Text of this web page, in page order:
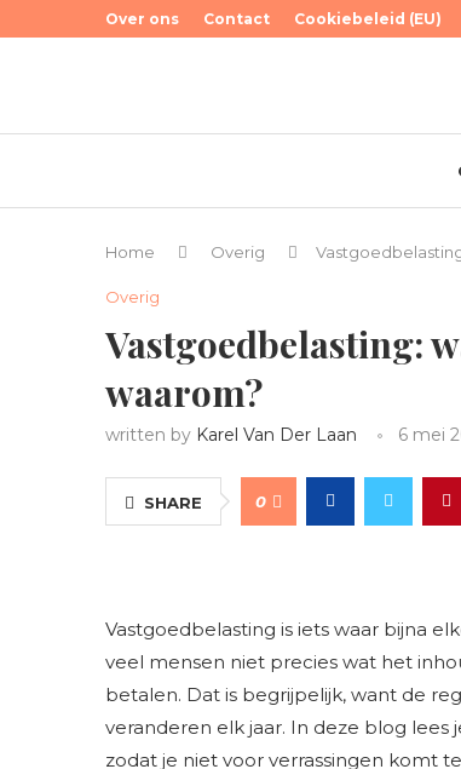
Over ons Contact Cookiebeleid (EU)
Home Overig
Overig
Vastgoedbelasting:
waarom?
written by Karel Van Der Laan 6 mei
SHARE 0
Vastgoedbelasting is iets waar bijna
veel mensen niet precies wat het
betalen. Dat is begrijpelijk, want de
veranderen elk jaar. In deze blog
zodat je niet voor verrassingen komt